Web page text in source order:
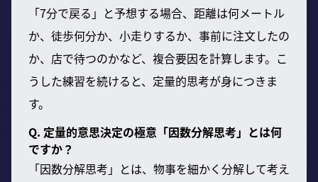
「7分で戻る」と予想する場合、距離は何メートル
か、徒歩何分か、小走りするか、事前に注文したの
か、店で待つのかなど、複合要因を計算します。こ
うした練習を続けると、定量的思考が身につきま
す。
Q. 定量的意思決定の極意「因数分解思考」とは何
ですか？
「因数分解思考」とは、物事を細かく分解して考え